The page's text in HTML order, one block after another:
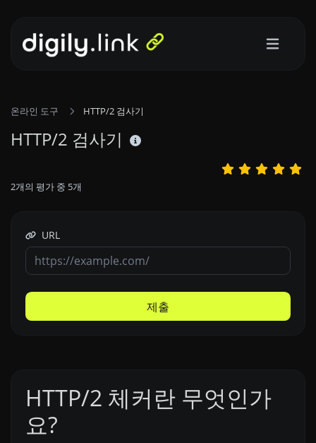
온라인 도구 HTTP/2 검사기
HTTP/2 검사기
2개의 평가 중 5개
URL
제출
HTTP/2 체커란 무엇인가
요?